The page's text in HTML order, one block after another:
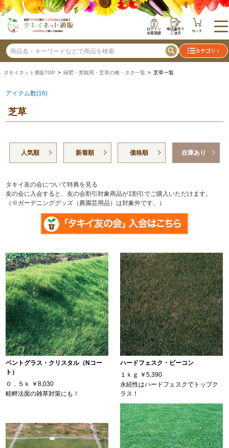
ログイン
会員登録
申込番号で
ご注文 カート
カテゴリ
タキイネット通販TOP > 緑肥・景観用・芝草の種・タネ一覧 > 芝草一覧
アイテム数(16)
芝草
人気順 新着順 価格順 在庫あり
タキイ友の会について特典を見る
友の会に入会すると、友の会割引対象商品が1割引でご購入いただけます。
（※ガーデニンググッズ（農園芸用品）は対象外です。）
ベントグラス・クリスタル（Nコー
ト）
０．５ｋ
￥8,030
畦畔法面の雑草対策にも！
ハードフェスク・ビーコン
１ｋｇ
￥5,390
永続性はハードフェスクでトップク
ラス！